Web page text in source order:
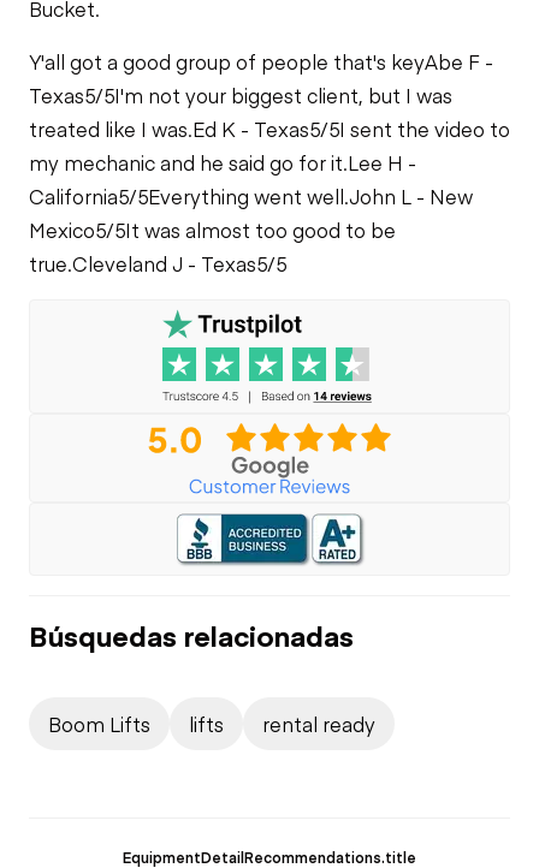
Bucket.
Y'all got a good group of people that's keyAbe F -
Texas5/5I'm not your biggest client, but I was
treated like I was.Ed K - Texas5/5I sent the video to
my mechanic and he said go for it.Lee H -
California5/5Everything went well.John L - New
Mexico5/5It was almost too good to be
true.Cleveland J - Texas5/5
Búsquedas relacionadas
Boom Lifts lifts rental ready
EquipmentDetailRecommendations.title